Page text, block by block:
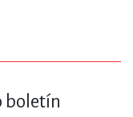
boletín